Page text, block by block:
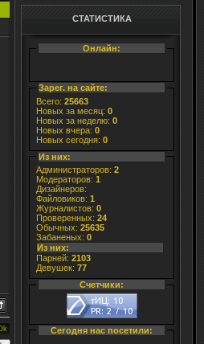
СТАТИСТИКА
Онлайн:
Зарег. на сайте:
Всего: 25663
Новых за месяц: 0
Новых за неделю: 0
Новых вчера: 0
Новых сегодня: 0
Из них:
Администраторов: 2
Модераторов: 1
Дизайнеров:
Файловиков: 1
Журналистов: 0
Проверенных: 24
Обычных: 25635
Забаненых: 0
Из них:
Парней: 2103
Девушек: 77
Счетчики:
Сегодня нас посетили: